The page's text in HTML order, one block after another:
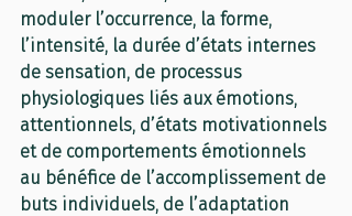
moduler l’occurrence, la forme,
l’intensité, la durée d’états internes
de sensation, de processus
physiologiques liés aux émotions,
attentionnels, d’états motivationnels
et de comportements émotionnels
au bénéfice de l’accomplissement de
buts individuels, de l’adaptation